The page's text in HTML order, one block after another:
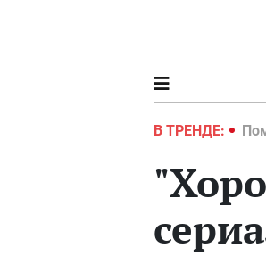
В ТРЕНДЕ:
Война в Украине 2022